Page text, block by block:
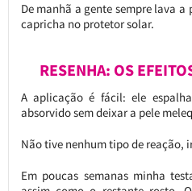
De manhã a gente sempre lava
capricha no protetor solar.
RESENHA: OS
A aplicação é fácil: ele
absorvido sem deixar a pele
Não tive nenhum tipo de reação,
Em poucas semanas minha